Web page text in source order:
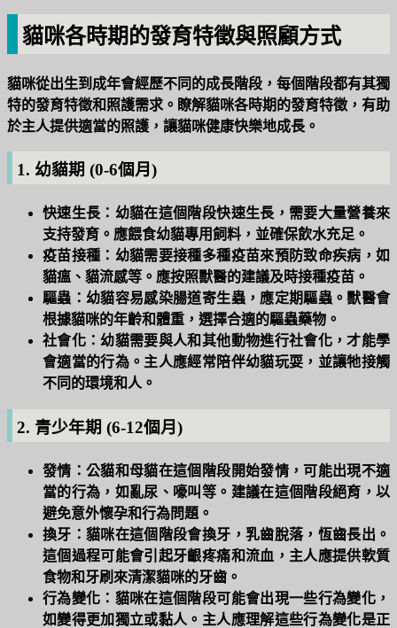
貓咪各時期的發育特徵與照顧方式
貓咪從出生到成年會經歷不同的成長階段，每個階段都有其獨
特的發育特徵和照護需求。瞭解貓咪各時期的發育特徵，有助
於主人提供適當的照護，讓貓咪健康快樂地成長。
1. 幼貓期 (0-6個月)
快速生長： 幼貓在這個階段快速生長，需要大量營養來
支持發育。應餵食幼貓專用飼料，並確保飲水充足。
疫苗接種： 幼貓需要接種多種疫苗來預防致命疾病，如
貓瘟、貓流感等。應按照獸醫的建議及時接種疫苗。
驅蟲：幼貓容易感染腸道寄生蟲，應定期驅蟲。獸醫會
根據貓咪的年齡和體重，選擇合適的驅蟲藥物。
社會化：幼貓需要與人和其他動物進行社會化，才能學
會適當的行為。主人應經常陪伴幼貓玩耍，並讓牠接觸
不同的環境和人。
2. 青少年期 (6-12個月)
發情：公貓和母貓在這個階段開始發情，可能出現不適
當的行為，如亂尿、嚎叫等。建議在這個階段絕育，以
避免意外懷孕和行為問題。
換牙：貓咪在這個階段會換牙，乳齒脫落，恆齒長出。
這個過程可能會引起牙齦疼痛和流血，主人應提供軟質
食物和牙刷來清潔貓咪的牙齒。
行為變化： 貓咪在這個階段可能會出現一些行為變化，
如變得更加獨立或黏人。主人應理解這些行為變化是正